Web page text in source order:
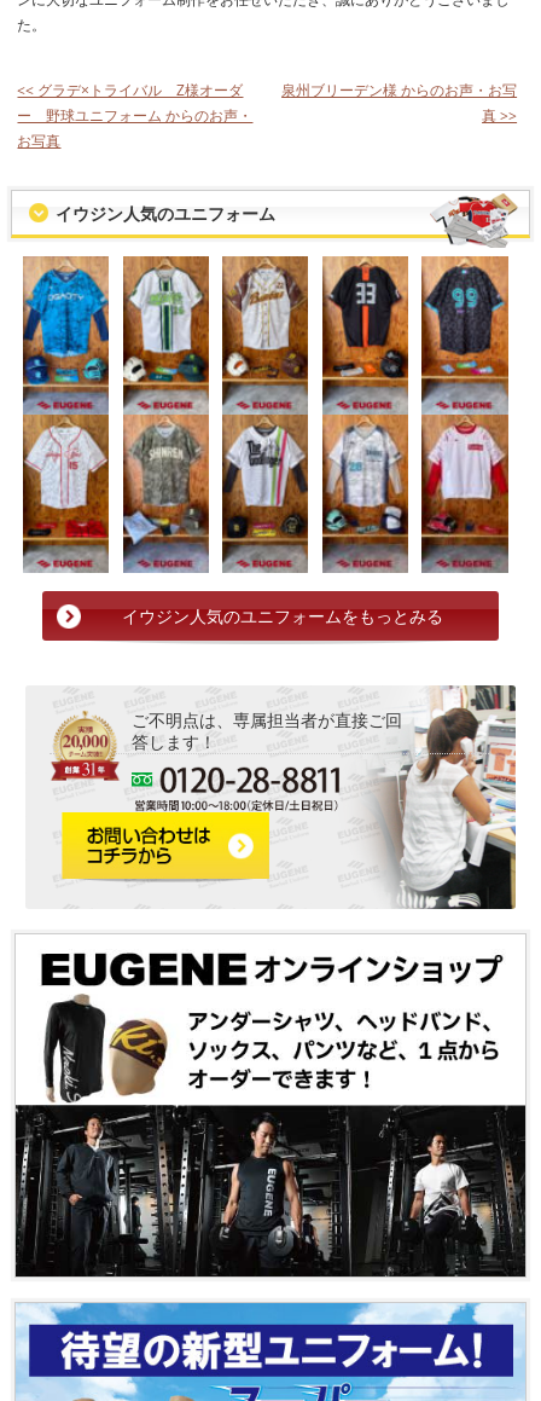
た。
<< グラデ×トライバル Z様オーダ
ー 野球ユニフォーム からのお声・
お写真
泉州ブリーデン様 からのお声・お写
真 >>
イウジン人気のユニフォーム
イウジン人気のユニフォームをもっとみる
ご不明点は、専属担当者が直接ご回
答します！